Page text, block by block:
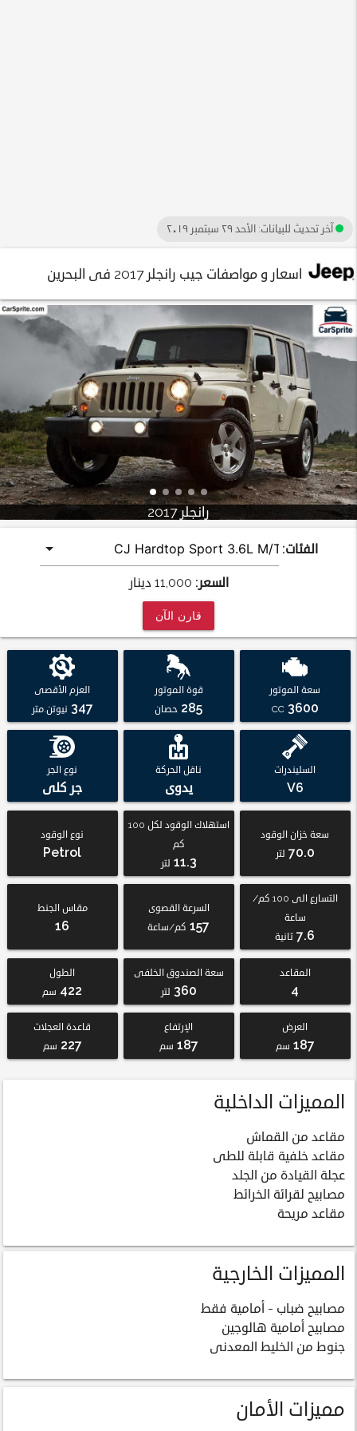
آخر تحديث للبيانات: الأحد ٢٩ سبتمبر ٢٠١٩
اسعار و مواصفات جيب رانجلر 2017 فى البحرين
رانجلر 2017
الفئات:
السعر: 11,000 دينار
قارن الآن
سعة الموتور
3600
CC
قوة الموتور
285 حصان
العزم الأقصى
347 نيوتن.متر
السليندرات
V6
ناقل الحركة
يدوى
نوع الجر
جر كلى
سعة خزان الوقود
70.0 لتر
استهلاك الوقود لكل 100
كم
11.3 لتر
نوع الوقود
Petrol
التسارع الى 100 كم/
ساعة
7.6 ثانية
السرعة القصوى
157 كم/ساعة
مقاس الجنط
16
المقاعد
4
سعة الصندوق الخلفى
360 لتر
الطول
422 سم
العرض
187 سم
الإرتفاع
187 سم
قاعدة العجلات
227 سم
المميزات الداخلية
مقاعد من القماش
مقاعد خلفية قابلة للطى
عجلة القيادة من الجلد
مصابيح لقرائة الخرائط
مقاعد مريحة
المميزات الخارجية
مصابيح ضباب - أمامية فقط
مصابيح أمامية هالوجين
جنوط من الخليط المعدنى
مميزات الأمان